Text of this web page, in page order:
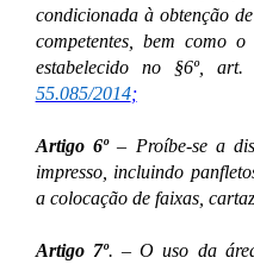
condicionada à obtenção
competentes, bem como
estabelecido no §6º,
55.085/2014;
Artigo 6º– Proíbe-se a
impresso, incluindo
a colocação de faixas,
Artigo 7º. – O uso da